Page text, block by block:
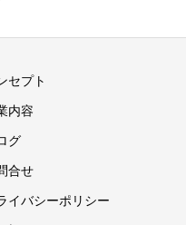
セプト
内容
グ
合せ
イバシーポリシー